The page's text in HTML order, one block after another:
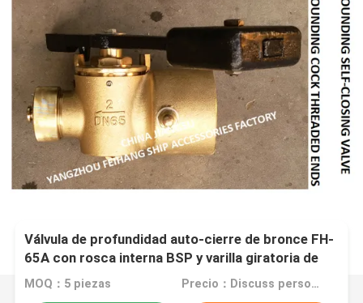
Válvula de profundidad auto-cierre de bronce FH-
65A con rosca interna BSP y varilla giratoria de
360°.
MOQ：5 piezas Precio：Discuss personally